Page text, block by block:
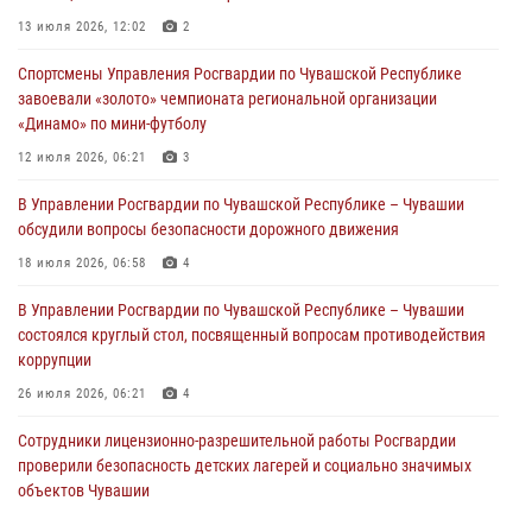
В Ядрине сотрудники Росгвардии задержали подозреваемого в
01 августа 2026, 06:12
1 августа – День дежурной службы войск национальной гвардии
Российской Федерации
Директор Росгвардии Герой России генерал армии Виктор Золотов
поздравил специалистов подразделений тыла с профессиональным
01 августа 2026, 00:01
13 июля 2026, 12:02 2
Спортсмены Управления Росгвардии по Чувашской Республике
завоевали «золото» чемпионата региональной организации
«Динамо» по мини-футболу
12 июля 2026, 06:21 3
В Управлении Росгвардии по Чувашской Республике – Чувашии
обсудили вопросы безопасности дорожного движения
18 июля 2026, 06:58 4
В Управлении Росгвардии по Чувашской Республике – Чувашии
состоялся круглый стол, посвященный вопросам противодействия
коррупции
26 июля 2026, 06:21 4
Сотрудники лицензионно-разрешительной работы Росгвардии
проверили безопасность детских лагерей и социально значимых
объектов Чувашии